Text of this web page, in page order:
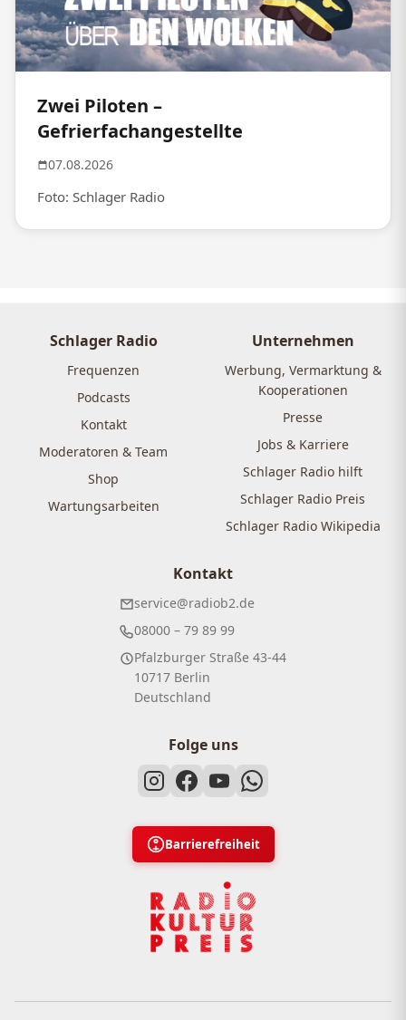
Zwei Piloten –
Gefrierfachangestellte
07.08.2026
Foto: Schlager Radio
Schlager Radio
Frequenzen
Podcasts
Kontakt
Moderatoren & Team
Shop
Wartungsarbeiten
Unternehmen
Werbung, Vermarktung &
Kooperationen
Presse
Jobs & Karriere
Schlager Radio hilft
Schlager Radio Preis
Schlager Radio Wikipedia
Kontakt
service@radiob2.de
08000 – 79 89 99
Pfalzburger Straße 43-44
10717 Berlin
Deutschland
Folge uns
Barrierefreiheit